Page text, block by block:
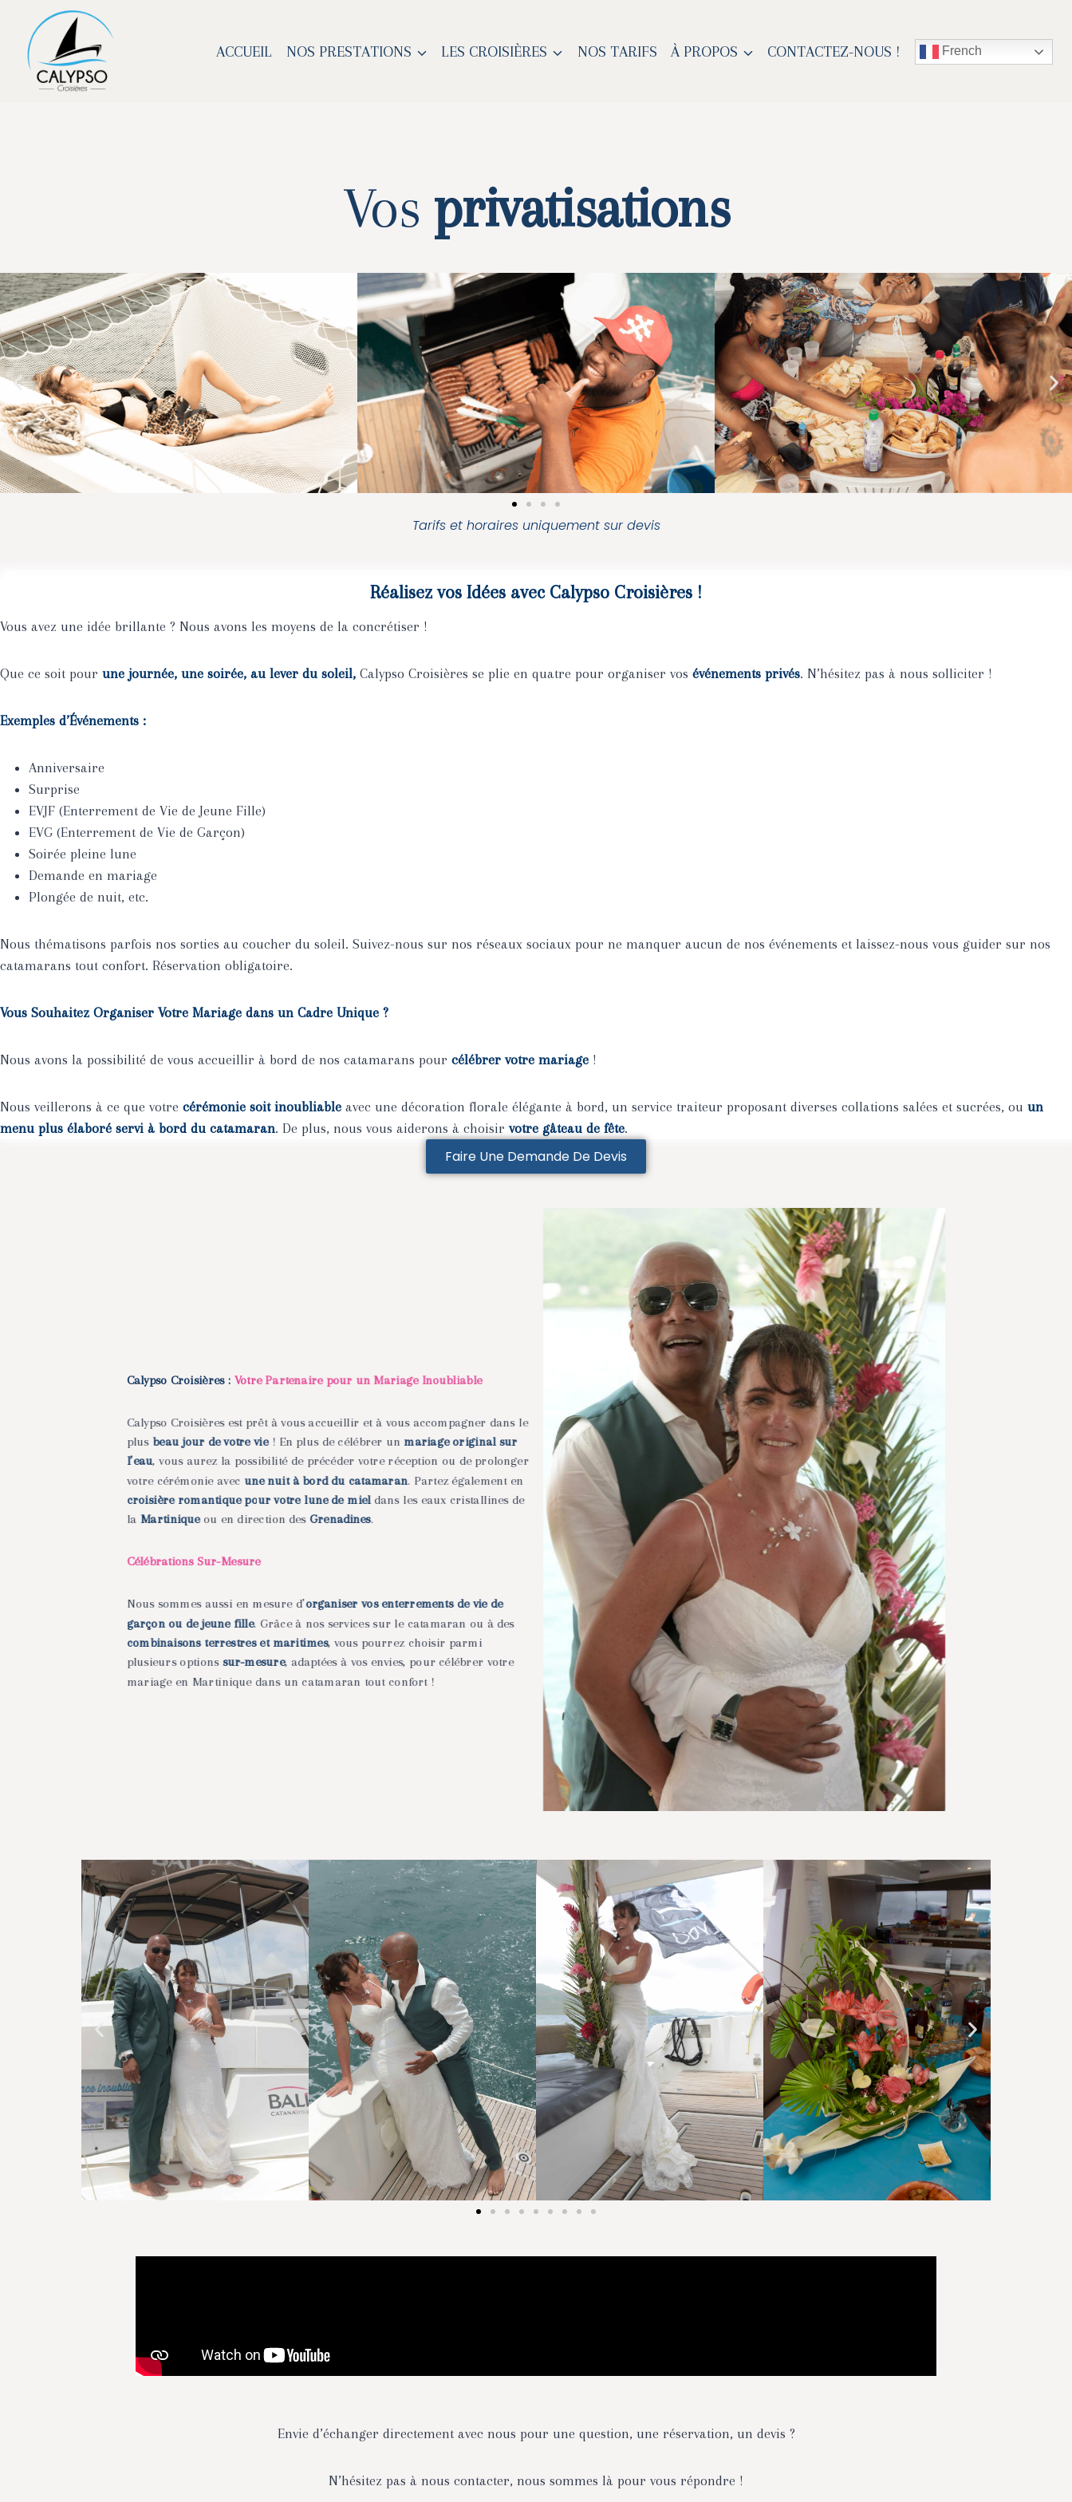
ACCUEIL NOS PRESTATIONS LES CROISIÈRES NOS TARIFS À PROPOS CONTACTEZ-NOUS ! French
Vos privatisations
Tarifs et horaires uniquement sur devis
Réalisez vos Idées avec Calypso Croisières !
Vous avez une idée brillante ? Nous avons les moyens de la concrétiser !
Que ce soit pour une journée, une soirée, au lever du soleil, Calypso Croisières se plie en quatre pour organiser vos événements privés. N’hésitez pas à nous solliciter !
Exemples d’Événements :
Anniversaire
Surprise
EVJF (Enterrement de Vie de Jeune Fille)
EVG (Enterrement de Vie de Garçon)
Soirée pleine lune
Demande en mariage
Plongée de nuit, etc.
Nous thématisons parfois nos sorties au coucher du soleil. Suivez-nous sur nos réseaux sociaux pour ne manquer aucun de nos événements et laissez-nous vous guider sur nos
catamarans tout confort. Réservation obligatoire.
Vous Souhaitez Organiser Votre Mariage dans un Cadre Unique ?
Nous avons la possibilité de vous accueillir à bord de nos catamarans pour célébrer votre mariage !
Nous veillerons à ce que votre cérémonie soit inoubliable avec une décoration florale élégante à bord, un service traiteur proposant diverses collations salées et sucrées, ou un
menu plus élaboré servi à bord du catamaran. De plus, nous vous aiderons à choisirvotre gâteau de fête.
Faire Une Demande De Devis
Calypso Croisières : Votre Partenaire pour un Mariage Inoubliable
Calypso Croisières est prêt à vous accueillir et à vous accompagner dans le
plusbeau jour de votre vie! En plus decélébrer un mariage original sur
l’eau, vous aurez la possibilité de précéder votre réception ou de prolonger
votre cérémonie avec une nuit à bord du catamaran. Partez également en
croisière romantique pour votre lune de mieldans les eaux cristallines de
la Martiniqueou en direction desGrenadines.
Célébrations Sur-Mesure
Nous sommes aussi en mesure d’organiser vosenterrements de vie de
garçon ou de jeune fille. Grâce à nos services sur le catamaran ou à des
combinaisons terrestres et maritimes, vous pourrez choisir parmi
plusieurs options sur-mesure, adaptées à vos envies, pour célébrer votre
mariage en Martinique dans un catamaran tout confort !
Envie d’échanger directement avec nous pour une question, une réservation, un devis ?
N’hésitez pas à nous contacter, nous sommes là pour vous répondre !